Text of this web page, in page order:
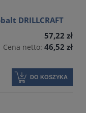
DRILLCRAFT
57,22 zł
Cena netto: 46,52 zł
DO KOSZYKA